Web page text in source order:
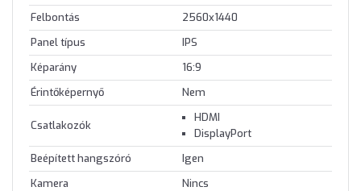
Felbontás
2560x1440
Panel típus
IPS
Képarány
16:9
Érintőképernyő
Nem
Csatlakozók
HDMI
DisplayPort
Beépített hangszóró
Igen
Kamera
Nincs